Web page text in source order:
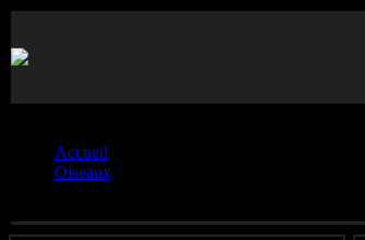
Accueil
Oiseaux